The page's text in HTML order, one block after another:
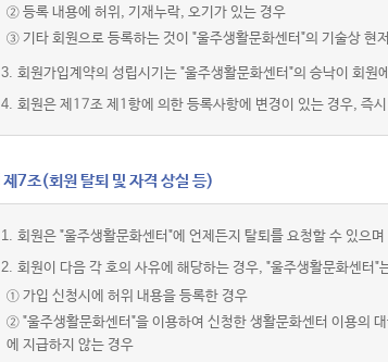
② 등록 내용에 허위, 기재누락, 오기가 있는 경우
③ 기타 회원으로 등록하는 것이 "울주생활문화센터"의 기술상 현
3. 회원가입계약의 성립시기는 "울주생활문화센터"의 승낙이 회원
4. 회원은 제17조 제1항에 의한 등록사항에 변경이 있는 경우, 즉
제7조(회원 탈퇴 및 자격 상실 등)
1. 회원은 "울주생활문화센터"에 언제든지 탈퇴를 요청할 수 있으
2. 회원이 다음 각 호의 사유에 해당하는 경우, "울주생활문화센터"
① 가입 신청시에 허위 내용을 등록한 경우
② "울주생활문화센터"을 이용하여 신청한 생활문화센터 이용의
에 지급하지 않는 경우